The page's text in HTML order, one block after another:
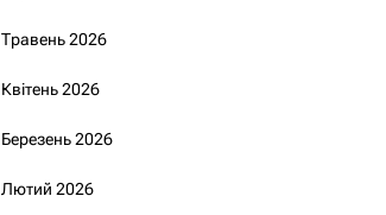
Травень 2026
Квітень 2026
Березень 2026
Лютий 2026